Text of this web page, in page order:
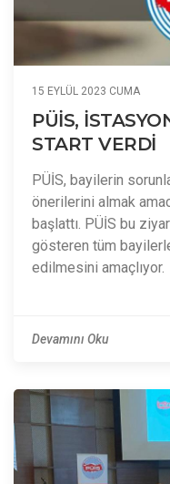
15 EYLÜL 2023 CUMA
PÜİS,
START VERDİ
PÜİS, bayilerin
önerilerini almak
başlattı. PÜİS bu
gösteren tüm
edilmesini amaçlıyor.
Devamını Oku